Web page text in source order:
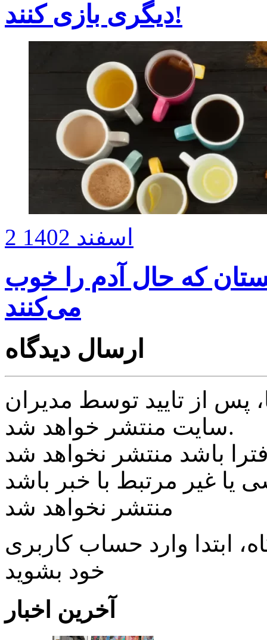
دیگری بازی کنند!
2 اسفند 1402
که حال آدم را خوب
می‌کنند
ارسال دیدگاه
از تایید توسط مدیران
سایت منتشر خواهد شد.
یا غیر مرتبط با خبر باشد
منتشر نخواهد شد
ابتدا وارد حساب كاربری
خود بشويد
آخرین اخبار